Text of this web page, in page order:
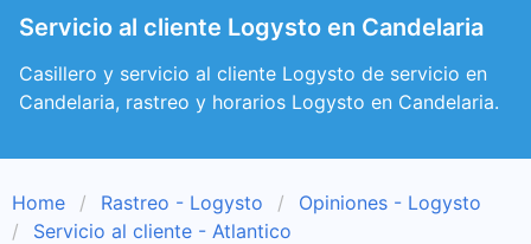
Servicio al cliente Logysto en Candelaria
Casillero y servicio al cliente Logysto de servicio en
Candelaria, rastreo y horarios Logysto en Candelaria.
Home Rastreo - Logysto
Opiniones - Logysto
Servicio al cliente - Atlantico